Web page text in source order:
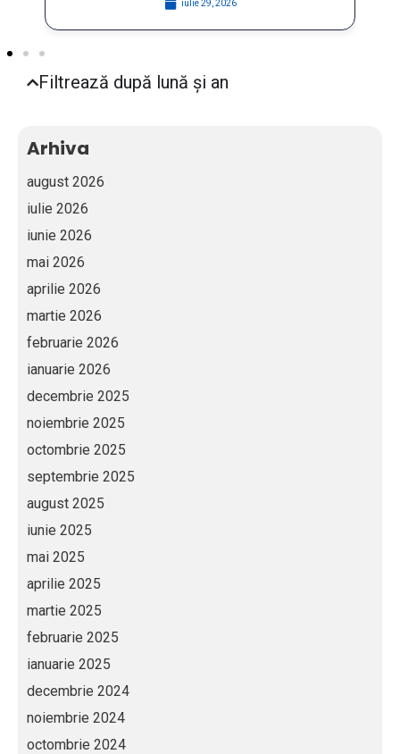
iulie 29, 2026
Filtrează după lună și an
Arhiva
august 2026
iulie 2026
iunie 2026
mai 2026
aprilie 2026
martie 2026
februarie 2026
ianuarie 2026
decembrie 2025
noiembrie 2025
octombrie 2025
septembrie 2025
august 2025
iunie 2025
mai 2025
aprilie 2025
martie 2025
februarie 2025
ianuarie 2025
decembrie 2024
noiembrie 2024
octombrie 2024